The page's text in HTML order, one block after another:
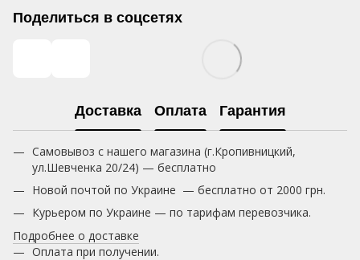
Поделиться в соцсетях
Доставка Оплата Гарантия
Самовывоз с нашего магазина (г.Кропивницкий,
ул.Шевченка 20/24) — бесплатно
Новой почтой по Украине — бесплатно от 2000 грн.
Курьером по Украине — по тарифам перевозчика.
Подробнее о доставке
Оплата при получении.